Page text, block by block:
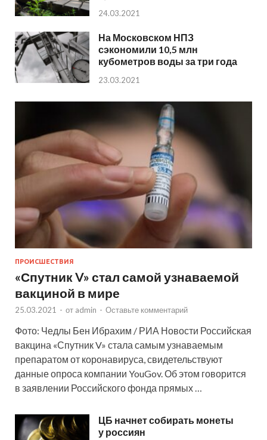
24.03.2021
На Московском НПЗ
сэкономили 10,5 млн
кубометров воды за три года
23.03.2021
ПРОИСШЕСТВИЯ
«Спутник V» стал самой узнаваемой
вакциной в мире
25.03.2021 - от admin - Оставьте комментарий
Фото: Чедлы Бен Ибрахим / РИА Новости Российская
вакцина «Спутник V» стала самым узнаваемым
препаратом от коронавируса, свидетельствуют
данные опроса компании YouGov. Об этом говорится
в заявлении Российского фонда прямых …
ЦБ начнет собирать монеты
у россиян